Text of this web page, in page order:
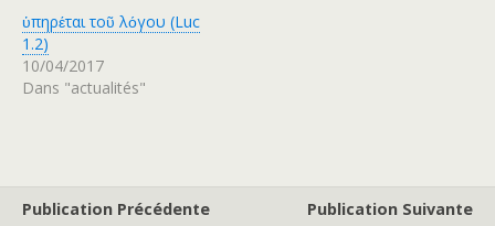
ὑπηρέται τοῦ λόγου (Luc
1.2)
10/04/2017
Dans "actualités"
Publication Précédente
Publication Suivante